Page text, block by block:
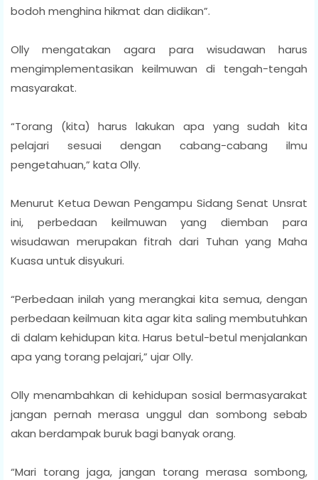
bodoh menghina hikmat dan didikan”.
Olly mengatakan agara para wisudawan harus
mengimplementasikan keilmuwan di tengah-tengah
masyarakat.
“Torang (kita) harus lakukan apa yang sudah kita
pelajari sesuai dengan cabang-cabang ilmu
pengetahuan,” kata Olly.
Menurut Ketua Dewan Pengampu Sidang Senat Unsrat
ini, perbedaan keilmuwan yang diemban para
wisudawan merupakan fitrah dari Tuhan yang Maha
Kuasa untuk disyukuri.
“Perbedaan inilah yang merangkai kita semua, dengan
perbedaan keilmuan kita agar kita saling membutuhkan
di dalam kehidupan kita. Harus betul-betul menjalankan
apa yang torang pelajari,” ujar Olly.
Olly menambahkan di kehidupan sosial bermasyarakat
jangan pernah merasa unggul dan sombong sebab
akan berdampak buruk bagi banyak orang.
“Mari torang jaga, jangan torang merasa sombong,